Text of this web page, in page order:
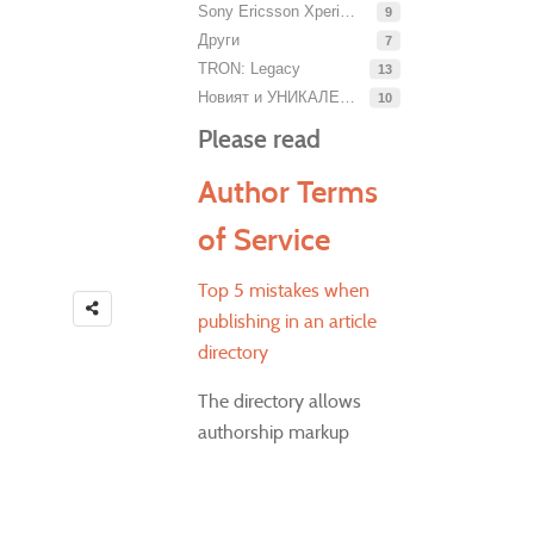
Sony Ericsson Xperia X10 mini Pro 9
Други 7
TRON: Legacy 13
Новият и УНИКАЛЕН Dell Streak!!!!! 10
Please read
Author Terms
of Service
Top 5 mistakes when
publishing in an article
directory
The directory allows
authorship markup